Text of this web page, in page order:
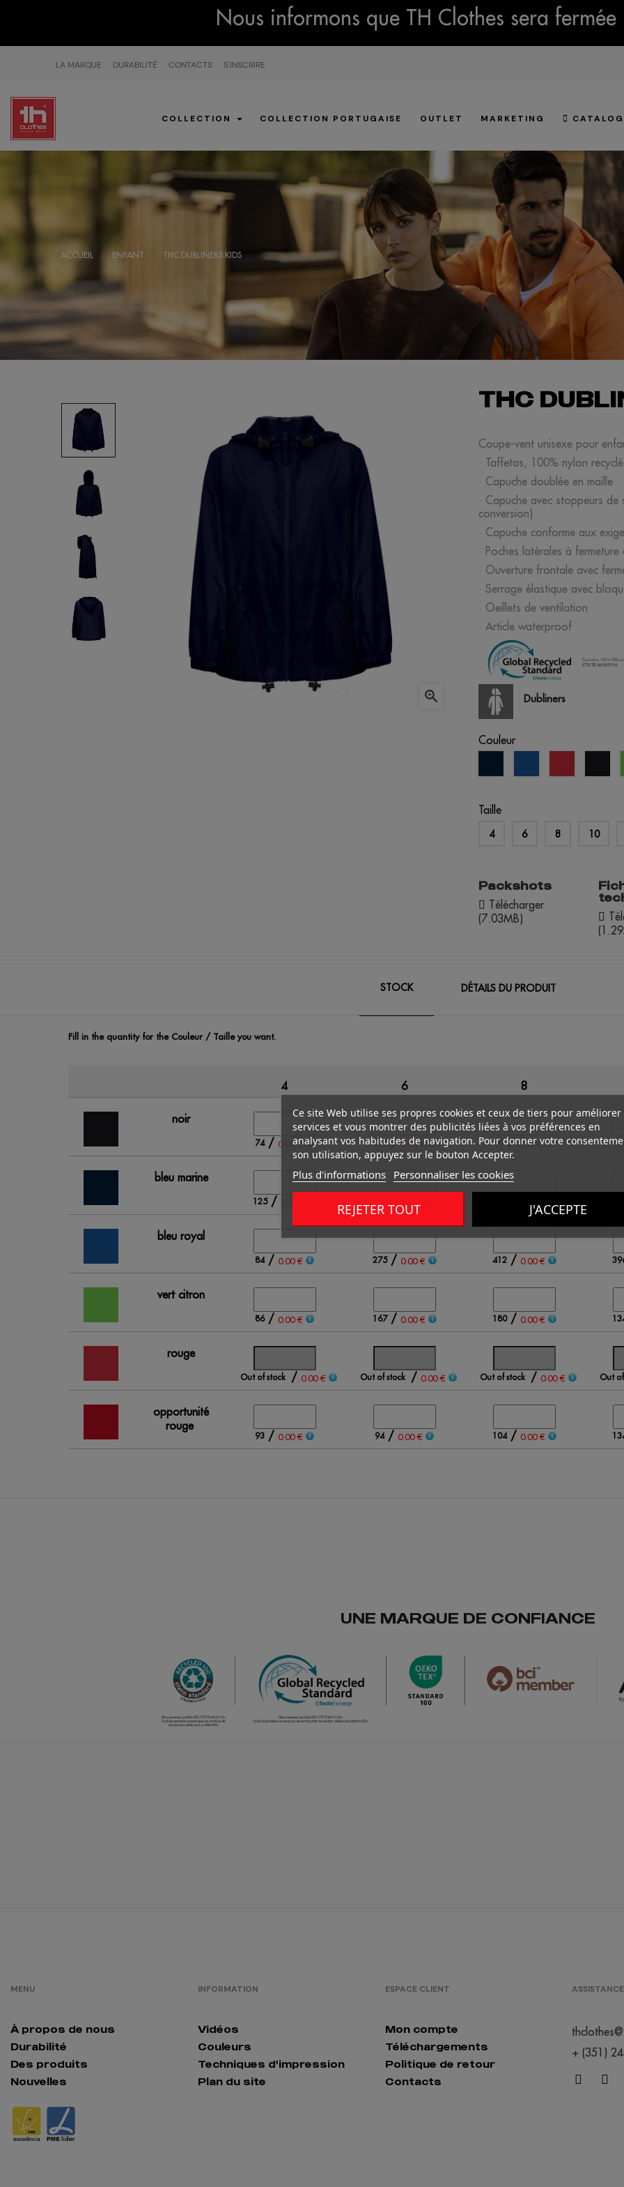
Nous informons que TH Clothes sera
LA MARQUE DURABILITÉ CONTACTS S'INSCRIRE
COLLECTION COLLECTION PORTUGAISE OUTLET MARKETING
ACCUEIL ENFANT THC DUBLINERS KIDS

THC
Coupe-vent unisexe pour
· Taffetas, 100% nylon recyclé
· Capuche doublée en maille
· Capuche avec stoppeurs
conversion)
· Capuche conforme aux
· Poches latérales à fermeture
· Ouverture frontale avec
· Serrage élastique avec
· Oeillets de ventilation
· Article waterproof
Dubliners
Couleur
Taille
4 6 8 10
Packshots
Télécharger
(7.03MB)
STOCK DÉTAILS DU PRODUIT
Fill in the quantity for the Couleur / Taille you want.
4 6 8
noir
74/ 0.00 € 119/0.00 € 99/0.00 €
bleu marine
125/ /
bleu royal
84/ 0.00 € 275/ 0.00 € 412/ 0.00 €
vert citron
86/ 0.00 € 167/ 0.00 € 180/ 0.00 €
rouge
Out of stock / 0.00 € Out of stock / 0.00 € Out of stock / 0.00 € Out
opportunité
rouge
93 / 0.00 € 94/ 0.00 € 104/ 0.00 €
UNE MARQUE DE CONFIANCE
MENU
À propos de nous
Durabilité
Des produits
Nouvelles
INFORMATION
Vidéos
Couleurs
Techniques d'impression
Plan du site
ESPACE CLIENT
Mon compte
Téléchargements
Politique de retour
Contacts
+ (351)
Ce site Web utilise ses propres cookies et ceux de tiers pour améliorer
services et vous montrer des publicités liées à vos préférences en
analysant vos habitudes de navigation. Pour donner votre
son utilisation, appuyez sur le bouton Accepter.
Plus d'informations Personnaliser les cookies
REJETER TOUT J'ACCEPTE